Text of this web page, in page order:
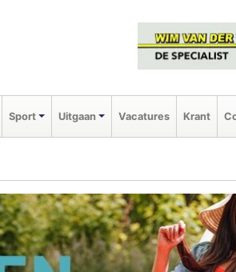
Sport Uitgaan Vacatures Krant